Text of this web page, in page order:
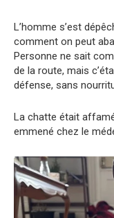
L’homme s’est
comment on peut
Personne ne sait
de la route, mais
défense, sans
La chatte était
emmené chez le